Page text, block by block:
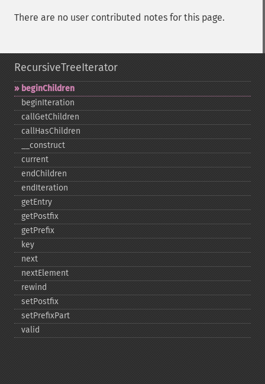
There are no user contributed notes for this page.
RecursiveTreeIterator
beginChildren
beginIteration
callGetChildren
callHasChildren
_​_​construct
current
endChildren
endIteration
getEntry
getPostfix
getPrefix
key
next
nextElement
rewind
setPostfix
setPrefixPart
valid